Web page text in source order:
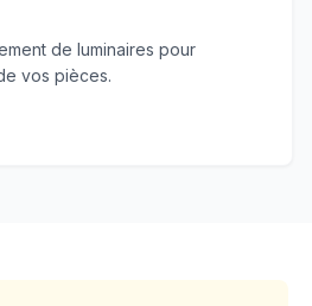
de luminaires pour
vos pièces.